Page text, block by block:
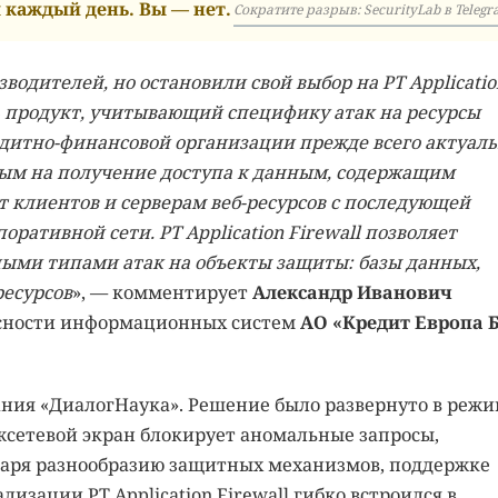
день. Вы — нет. Сократите разрыв: SecurityLab в
но остановили свой выбор на PT
учитывающий специфику атак на ресурсы
финансовой организации прежде всего
на получение доступа к данным, содержащим
и серверам веб-ресурсов с последующей
сети. PT Application Firewall позволяет
типами атак на объекты защиты: базы данных,
», — комментируетАлександр Иванович
информационных системАО «Кредит Европа
«ДиалогНаука». Решение было развернуто в
экран блокирует аномальные запросы,
разнообразию защитных механизмов, поддержке